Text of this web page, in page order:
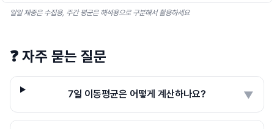
일일 체중은 수집용, 주간 평균은 해석용으로 구분해서 활용하세요
❓ 자주 묻는 질문
7일 이동평균은 어떻게 계산하나요? ▼